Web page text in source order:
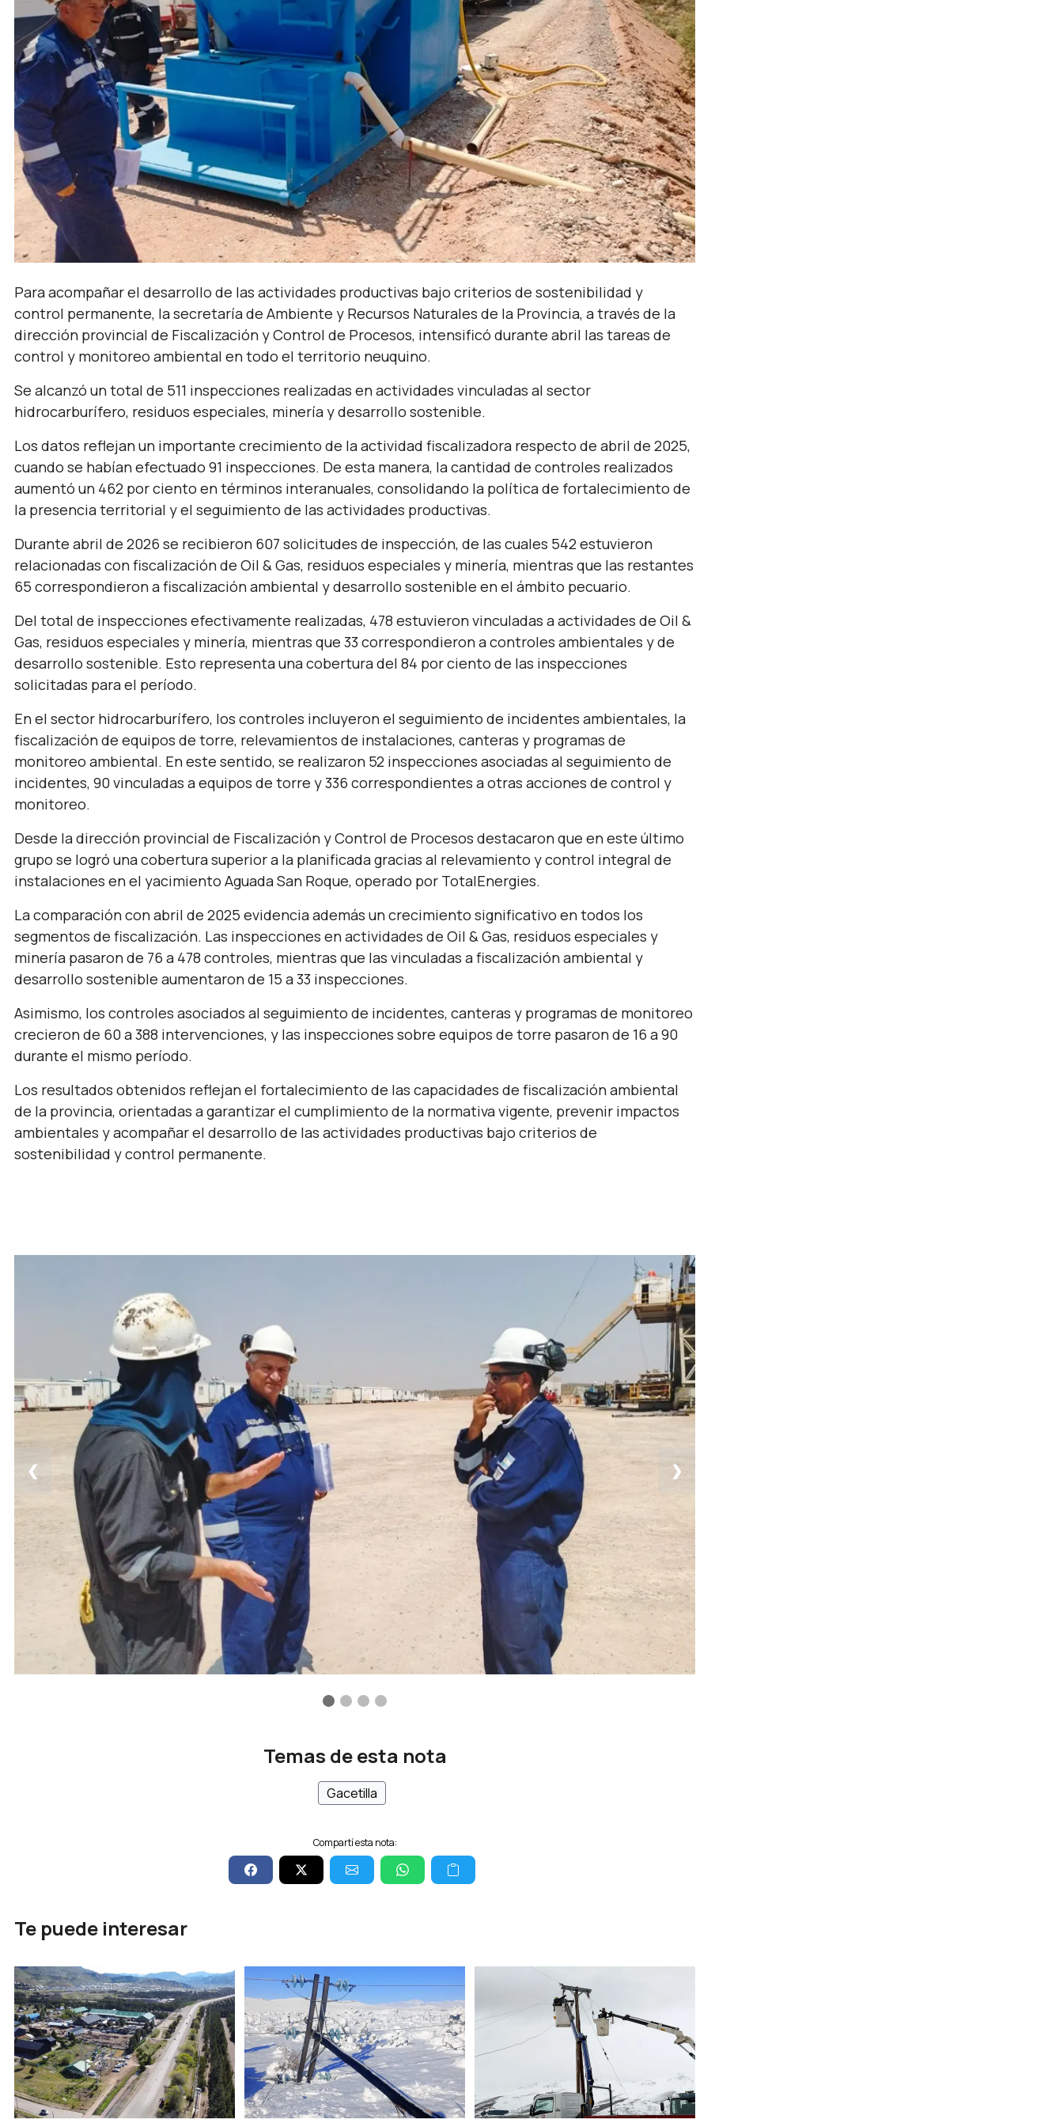
Para acompañar el desarrollo de las actividades productivas bajo criterios de sostenibilidad y
control permanente, la secretaría de Ambiente y Recursos Naturales de la Provincia, a través de la
dirección provincial de Fiscalización y Control de Procesos, intensificó durante abril las tareas de
control y monitoreo ambiental en todo el territorio neuquino.
Se alcanzó un total de 511 inspecciones realizadas en actividades vinculadas al sector
hidrocarburífero, residuos especiales, minería y desarrollo sostenible.
Los datos reflejan un importante crecimiento de la actividad fiscalizadora respecto de abril de 2025,
cuando se habían efectuado 91 inspecciones. De esta manera, la cantidad de controles realizados
aumentó un 462 por ciento en términos interanuales, consolidando la política de fortalecimiento de
la presencia territorial y el seguimiento de las actividades productivas.
Durante abril de 2026 se recibieron 607 solicitudes de inspección, de las cuales 542 estuvieron
relacionadas con fiscalización de Oil & Gas, residuos especiales y minería, mientras que las restantes
65 correspondieron a fiscalización ambiental y desarrollo sostenible en el ámbito pecuario.
Del total de inspecciones efectivamente realizadas, 478 estuvieron vinculadas a actividades de Oil &
Gas, residuos especiales y minería, mientras que 33 correspondieron a controles ambientales y de
desarrollo sostenible. Esto representa una cobertura del 84 por ciento de las inspecciones
solicitadas para el período.
En el sector hidrocarburífero, los controles incluyeron el seguimiento de incidentes ambientales, la
fiscalización de equipos de torre, relevamientos de instalaciones, canteras y programas de
monitoreo ambiental. En este sentido, se realizaron 52 inspecciones asociadas al seguimiento de
incidentes, 90 vinculadas a equipos de torre y 336 correspondientes a otras acciones de control y
monitoreo.
Desde la dirección provincial de Fiscalización y Control de Procesos destacaron que en este último
grupo se logró una cobertura superior a la planificada gracias al relevamiento y control integral de
instalaciones en el yacimiento Aguada San Roque, operado por TotalEnergies.
La comparación con abril de 2025 evidencia además un crecimiento significativo en todos los
segmentos de fiscalización. Las inspecciones en actividades de Oil & Gas, residuos especiales y
minería pasaron de 76 a 478 controles, mientras que las vinculadas a fiscalización ambiental y
desarrollo sostenible aumentaron de 15 a 33 inspecciones.
Asimismo, los controles asociados al seguimiento de incidentes, canteras y programas de monitoreo
crecieron de 60 a 388 intervenciones, y las inspecciones sobre equipos de torre pasaron de 16 a 90
durante el mismo período.
Los resultados obtenidos reflejan el fortalecimiento de las capacidades de fiscalización ambiental
de la provincia, orientadas a garantizar el cumplimiento de la normativa vigente, prevenir impactos
ambientales y acompañar el desarrollo de las actividades productivas bajo criterios de
sostenibilidad y control permanente.
❮ ❯
Temas de esta nota
Gacetilla
Compartí esta nota:
Te puede interesar